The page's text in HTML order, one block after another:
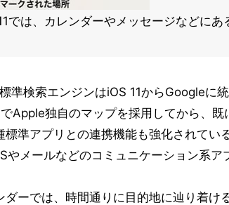
では、カレンダーやメッセージなどに
準検索エンジンはiOS 11からGoogleに
Apple独自のマップを採用してから、
標準アプリとの連携機能も強化されて
やメールなどのコミュニケーション系ア
ダーでは、時間通りに目的地に辿り着